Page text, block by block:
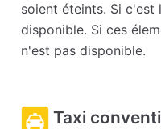
soient éteints. Si c'est
disponible. Si ces
n'est pas disponible.
Taxi